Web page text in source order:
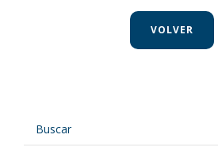
VOLVER